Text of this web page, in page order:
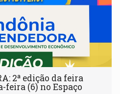
2ª edição da feira
feira (6) no Espaço